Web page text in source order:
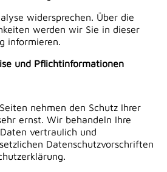
widersprechen. Über die
werden wir Sie in dieser
informieren.
und Pflichtinformationen
nehmen den Schutz Ihrer
ernst. Wir behandeln Ihre
vertraulich und
Datenschutzvorschriften